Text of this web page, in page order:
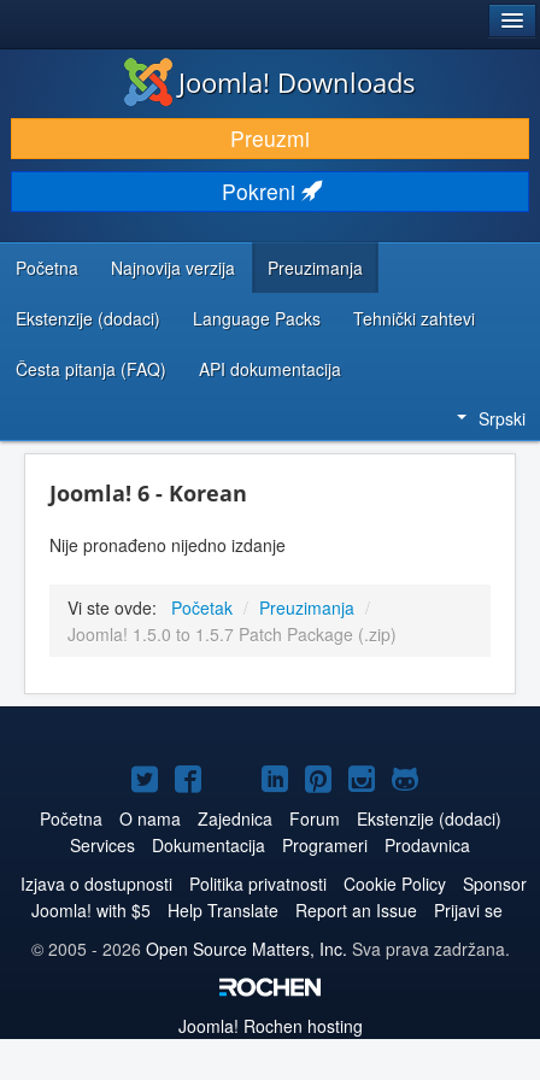
PREUZIMANJE I PROŠIRENJA (EKSTENZIJE)
OTKRIJTE I NAUČITE
ZAJEDNICA I PODRŠKA
RESURSI ZA RAZVOJ
Joomla! Downloads
Preuzmi
Pokreni
Početna Najnovija verzija Preuzimanja
Ekstenzije (dodaci) Language Packs Tehnički zahtevi
Česta pitanja (FAQ) API dokumentacija
Srpski
Joomla! 6 - Korean
Nije pronađeno nijedno izdanje
Vi ste ovde: Početak / Preuzimanja /
Joomla! 1.5.0 to 1.5.7 Patch Package (.zip)
Joomla!
na
Twitteru
Joomla!
na
Facebooku
Joomla!
na
YouTube
Joomla!
naLinkedIn
Joomla!
na
Pinterest
Joomla!
na
Instagram
Joomla!
na
GitHub
Početna O nama Zajednica Forum
Ekstenzije (dodaci)
Services
Dokumentacija Programeri
Prodavnica
Izjava o dostupnosti
Politika privatnosti Cookie Policy
Sponsor
Joomla! with $5
Help Translate Report an Issue
Prijavi se
© 2005 - 2026 Open Source Matters, Inc. Sva prava zadržana.
Joomla! Rochen hosting